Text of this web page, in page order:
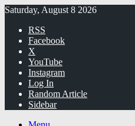
Saturday, August 8 2026
RSS
Facebook
X
YouTube
Instagram
Log In
Random Article
Sidebar